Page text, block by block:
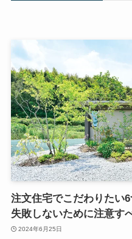
注文住宅でこだわりたい
失敗しないために注意す
2024年6月25日